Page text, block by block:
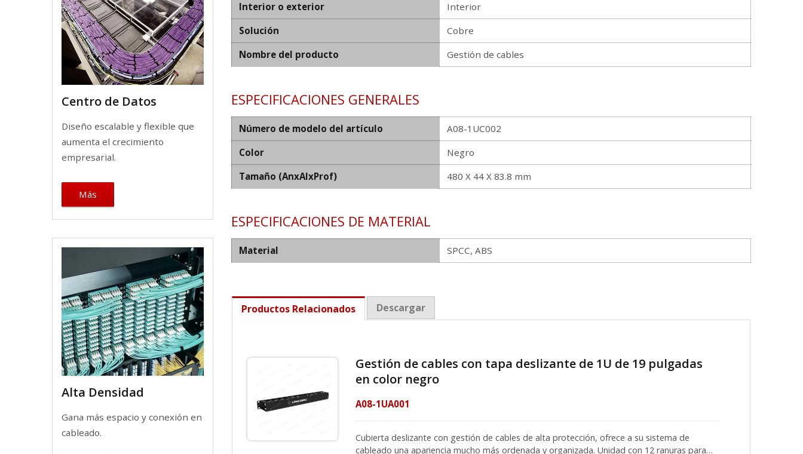
Centro de Datos
Diseño escalable y flexible que
aumenta el crecimiento
empresarial.
Más
Alta Densidad
Gana más espacio y conexión en
cableado.
Interior o exterior
Interior
Solución
Cobre
Nombre del producto
Gestión de cables
ESPECIFICACIONES GENERALES
Número de modelo del artículo
A08-1UC002
Color
Negro
Tamaño (AnxAlxProf)
480 X 44 X 83.8 mm
ESPECIFICACIONES DE MATERIAL
Material SPCC, ABS
Productos Relacionados Descargar
Gestión de cables con tapa deslizante de 1U de 19 pulgadas
en color negro
A08-1UA001
Cubierta deslizante con gestión de cables de alta protección, ofrece a su sistema de
cableado una apariencia mucho más ordenada y organizada. Unidad con 12 ranuras para